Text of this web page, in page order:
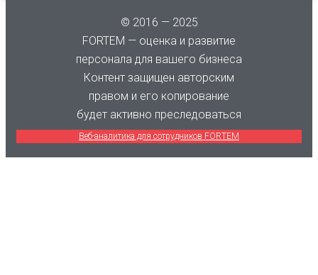
© 2016 — 2025
FORTEM — оценка и развитие
персонала для вашего бизнеса
Контент защищен авторским
правом и его копирование
будет активно преследоваться
Веб-аналитика для сотрудников FORTEM